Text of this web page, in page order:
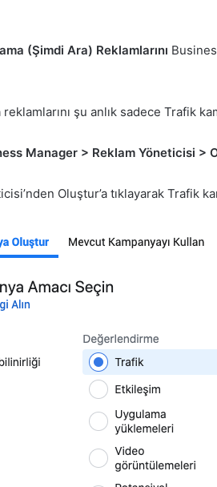
(Şimdi Ara) Reklamlarını
şu anlık sadece Trafik
Manager > Reklam Yöneticisi >
Oluştur’a tıklayarak Trafik